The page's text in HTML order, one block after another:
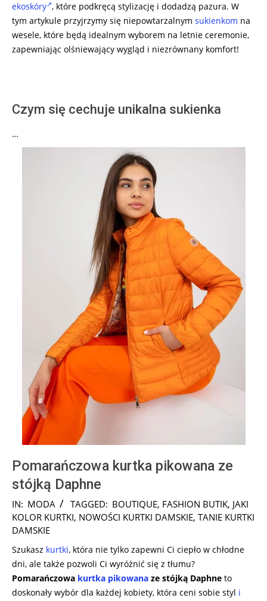
ekoskóry , które podkręcą stylizację i dodadzą pazura. W
tym artykule przyjrzymy się niepowtarzalnym sukienkom na
wesele, które będą idealnym wyborem na letnie ceremonie,
zapewniając olśniewający wygląd i niezrównany komfort!
Czym się cechuje unikalna sukienka
…
Pomarańczowa kurtka pikowana ze
stójką Daphne
2024-
07-
30
IN: MODA TAGGED: BOUTIQUE, FASHION BUTIK, JAKI
KOLOR KURTKI, NOWOŚCI KURTKI DAMSKIE, TANIE KURTKI
DAMSKIE
Szukasz kurtki, która nie tylko zapewni Ci ciepło w chłodne
dni, ale także pozwoli Ci wyróżnić się z tłumu?
Pomarańczowa kurtka pikowana ze stójką Daphne to
doskonały wybór dla każdej kobiety, która ceni sobie styl i